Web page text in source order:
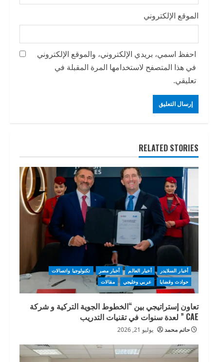
الموقع الإلكتروني
احفظ اسمي، بريدي الإلكتروني، والموقع الإلكتروني
في هذا المتصفح لاستخدامها المرة المقبلة في
تعليقي.
RELATED STORIES
أخبار السلايدر أخبار العالم أخبار مصر
تكنولوجيا واتصالات
حوادث وقضايا
عربي وخليجي مقالات
تعاون إستراتيجي بين “الخطوط الجوية التركية و شركة
CAE ” لعدة سنوات في تقنيات التدريب
حاتم محمد يوليو 21, 2026